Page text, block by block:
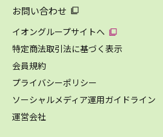
お問い合わせ
イオングループサイトへ
特定商法取引法に基づく表示
会員規約
プライバシーポリシー
ソーシャルメディア運用ガイドライン
運営会社